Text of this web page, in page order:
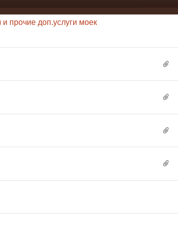
прочие доп.услуги моек